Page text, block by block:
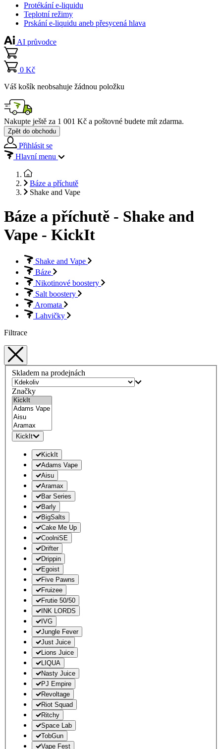
Protékání e-liquidu
Teplotní režimy
Prskání e-liquidu aneb přesycená hlava
AI průvodce
0 Kč
Váš košík neobsahuje žádnou položku
Nakupte ještě za 1 001 Kč a poštovné budete mít zdarma.
Zpět do obchodu
Přihlásit se
Hlavní menu
Báze a příchutě
Shake and Vape
Báze a příchutě - Shake and
Vape - KickIt
Shake and Vape
Báze
Nikotinové boostery
Salt boostery
Aromata
Lahvičky
Filtrace
Skladem na prodejnách
Značky
KickIt
KickIt
Adams Vape
Aisu
Aramax
Bar Series
Barly
BigSalts
Cake Me Up
CoolniSE
Drifter
Drippin
Egoist
Five Pawns
Fruizee
Frutie 50/50
INK LORDS
IVG
Jungle Fever
Just Juice
Lions Juice
LIQUA
Nasty Juice
PJ Empire
Revoltage
Riot Squad
Ritchy
Space Lab
TobGun
Vape Fest